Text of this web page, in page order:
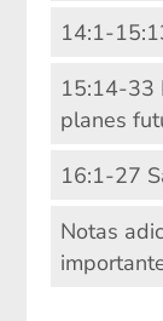
14:1-
15:14-33
planes
16:1-27
Notas